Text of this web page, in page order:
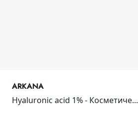
ARKANA
Hyaluronic acid 1% - Косметиче...